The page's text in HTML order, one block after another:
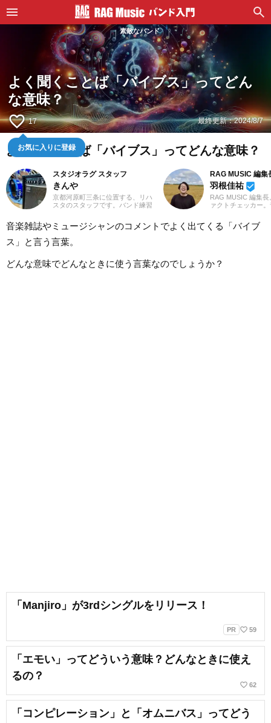
素敵なバンド
よく聞くことば「バイブス」ってどん
な意味？
favorite_border 17
お気に入りに登録
最終更新：2024/8/7
よく聞くことば「バイブス」ってどんな意味？
スタジオラグ スタッフ
きんや
京都河原町三条に位置する、リハ
スタのスタッフです。バンド練習
室。ご予約はウェブにて24時間受
付中！あなたの一番店になるため
に「スタジオラグらしさ」を追求
RAG MUSIC 編集
羽根佳祐 beenhere
RAG MUSIC 編集
ァクトチェッカー
2016年からRAG
一員に。小学校で
楽曲紹介記事をは
楽フェスの紹介記
音楽雑誌やミュージシャンのコメントでよく出てくる「バイブ
ス」と言う言葉。
どんな意味でどんなときに使う言葉なのでしょうか？
「Manjiro」が3rdシングルをリリース！
PR favorite_border 59
「エモい」ってどういう意味？どんなときに使え
るの？
favorite_border 62
「コンピレーション」と「オムニバス」ってどう